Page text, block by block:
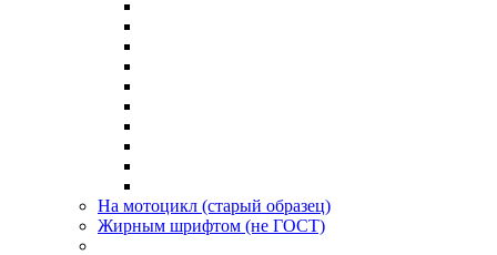
На мотоцикл (старый образец)
Жирным шрифтом (не ГОСТ)